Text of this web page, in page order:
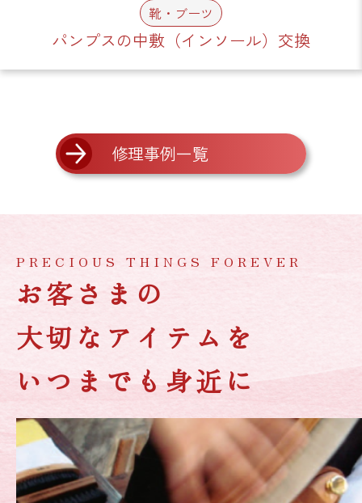
靴・ブーツ
パンプスの中敷（インソール）交換
修理事例一覧
PRECIOUS THINGS FOREVER
お客さまの
大切なアイテムを
いつまでも身近に